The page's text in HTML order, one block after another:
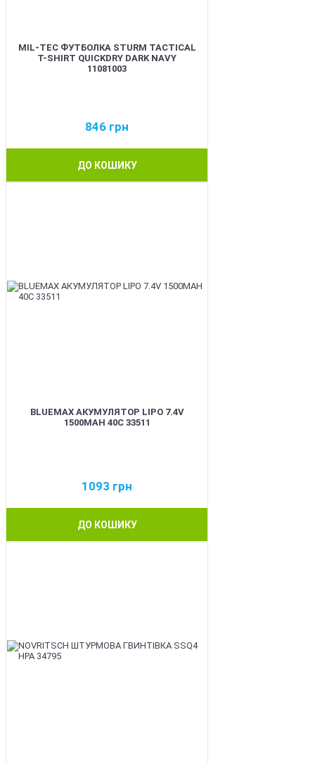
MIL-TEC ФУТБОЛКА STURM TACTICAL
T-SHIRT QUICKDRY DARK NAVY
11081003
846 грн
ДО КОШИКУ
BLUEMAX АКУМУЛЯТОР LIPO 7.4V
1500MAH 40C 33511
1093 грн
ДО КОШИКУ